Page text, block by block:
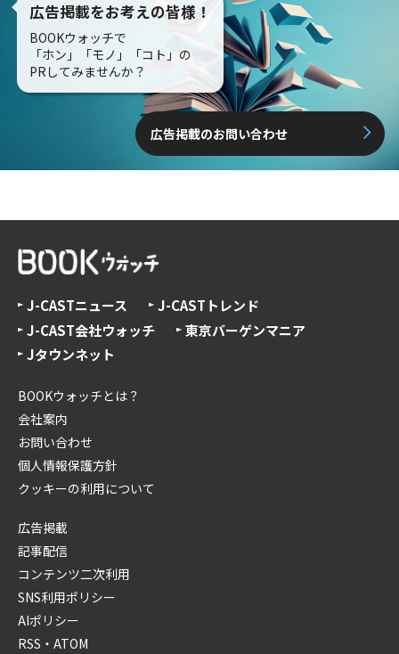
広告掲載をお考えの皆様！
BOOKウォッチで
「ホン」「モノ」「コト」の
PRしてみませんか？
広告掲載のお問い合わせ
J-CASTニュース
J-CASTトレンド
J-CAST会社ウォッチ
東京バーゲンマニア
Jタウンネット
BOOKウォッチとは？
会社案内
お問い合わせ
個人情報保護方針
クッキーの利用について
広告掲載
記事配信
コンテンツ二次利用
SNS利用ポリシー
AIポリシー
RSS・ATOM